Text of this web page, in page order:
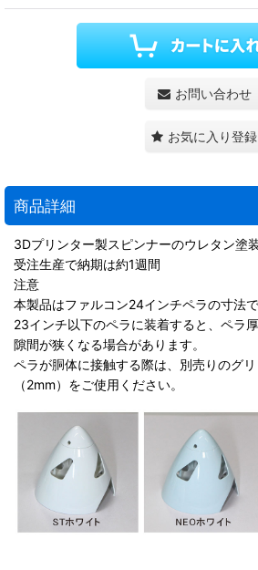
お問い合わせ
お気に入り登録
商品詳細
3Dプリンター製スピンナーのウレタン塗
受注生産で納期は約1週間
注意
本製品はファルコン24インチペラの寸法
23インチ以下のペラに装着すると、ペラ
隙間が狭くなる場合があります。
ペラが胴体に接触する際は、別売りのグ
（2mm）をご使用ください。